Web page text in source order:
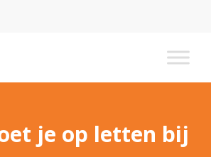
je op letten bij